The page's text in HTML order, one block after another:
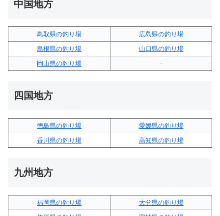
中国地方
鳥取県の釣り場
広島県の釣り場
島根県の釣り場
山口県の釣り場
岡山県の釣り場
–
四国地方
徳島県の釣り場
愛媛県の釣り場
香川県の釣り場
高知県の釣り場
九州地方
福岡県の釣り場
大分県の釣り場